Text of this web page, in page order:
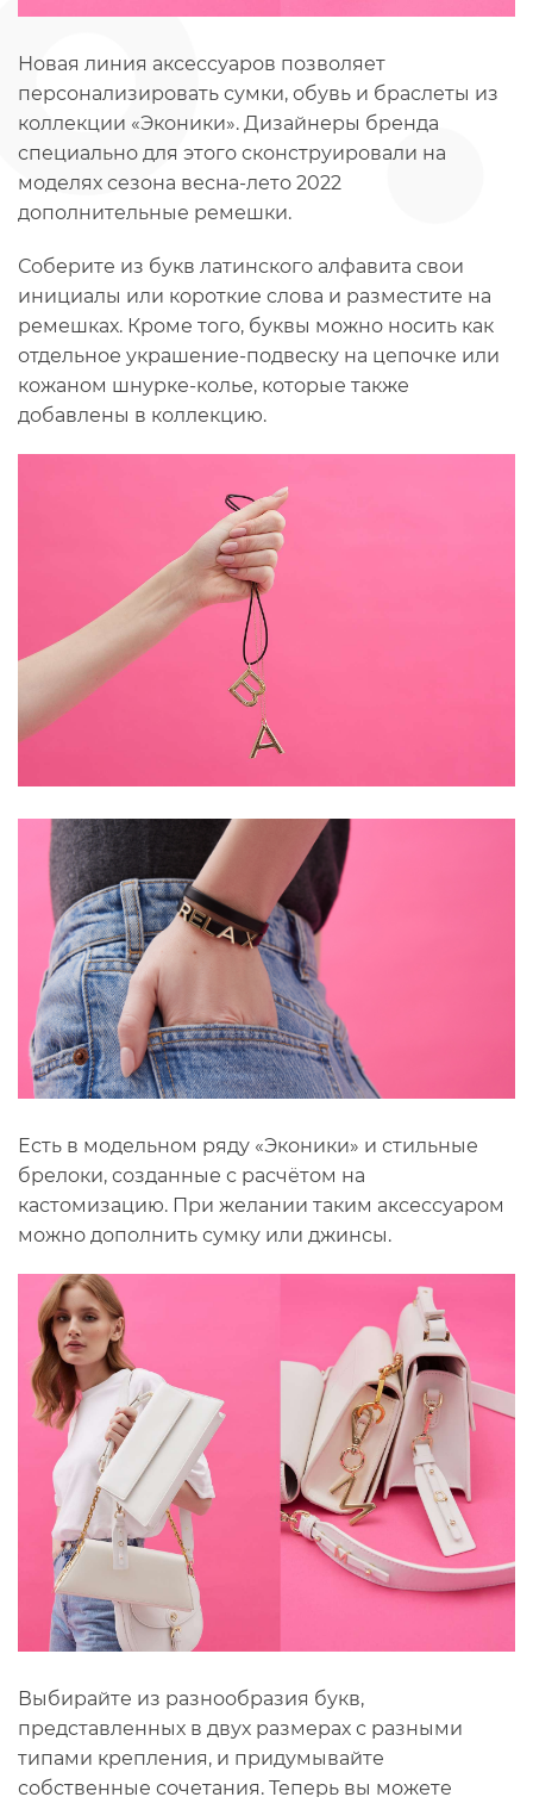
Новая линия аксессуаров позволяет
персонализировать сумки, обувь и браслеты из
коллекции «Эконики». Дизайнеры бренда
специально для этого сконструировали на
моделях сезона весна-лето 2022
дополнительные ремешки.
Соберите из букв латинского алфавита свои
инициалы или короткие слова и разместите на
ремешках. Кроме того, буквы можно носить как
отдельное украшение-подвеску на цепочке или
кожаном шнурке-колье, которые также
добавлены в коллекцию.
Есть в модельном ряду «Эконики» и стильные
брелоки, созданные с расчётом на
кастомизацию. При желании таким аксессуаром
можно дополнить сумку или джинсы.
Выбирайте из разнообразия букв,
представленных в двух размерах с разными
типами крепления, и придумывайте
собственные сочетания. Теперь вы можете